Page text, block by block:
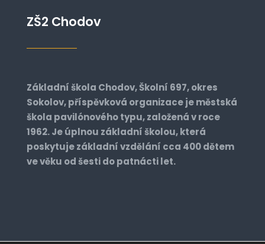
ZŠ2 Chodov
Základní škola Chodov, Školní 697, okres
Sokolov, příspěvková organizace je městská
škola pavilónového typu, založená v roce
1962. Je úplnou základní školou, která
poskytuje základní vzdělání cca 400 dětem
ve věku od šesti do patnácti let.